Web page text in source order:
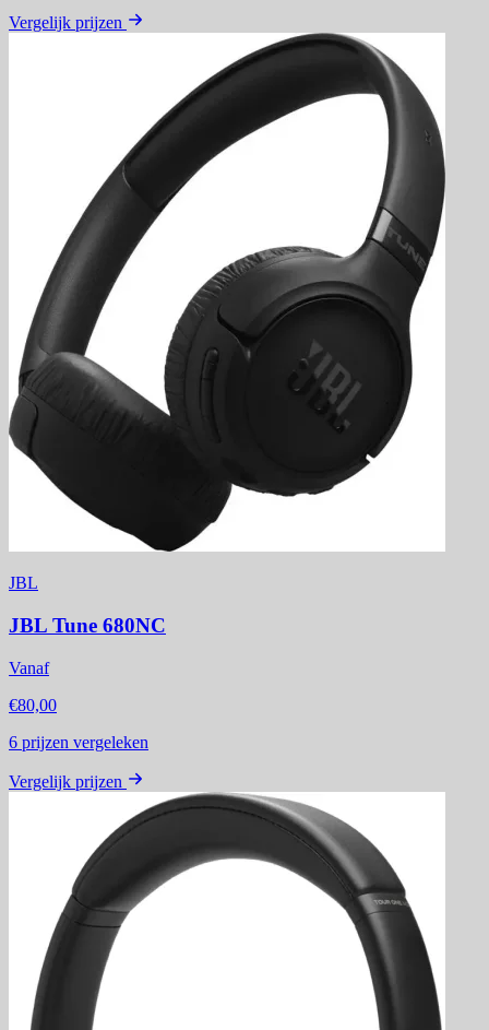
Vergelijk prijzen
JBL
JBL Tune 680NC
Vanaf
€80,00
6 prijzen vergeleken
Vergelijk prijzen